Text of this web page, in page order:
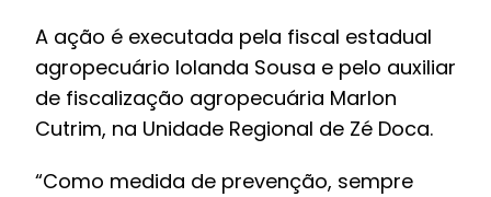
A ação é executada pela fiscal estadual
agropecuário Iolanda Sousa e pelo auxiliar
de fiscalização agropecuária Marlon
Cutrim, na Unidade Regional de Zé Doca.
“Como medida de prevenção, sempre